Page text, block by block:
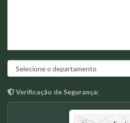
Verificação de Segurança: